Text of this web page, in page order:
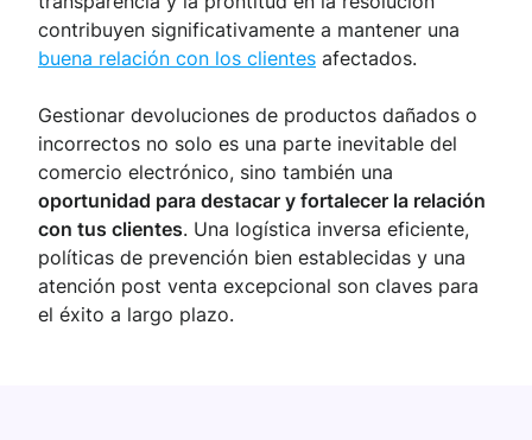
contribuyen significativamente a mantener una
buena relación con los clientes afectados.
Gestionar devoluciones de productos dañados o
incorrectos no solo es una parte inevitable del
comercio electrónico, sino también una
oportunidad para destacar y fortalecer la relación
con tus clientes. Una logística inversa eficiente,
políticas de prevención bien establecidas y una
atención post venta excepcional son claves para
el éxito a largo plazo.